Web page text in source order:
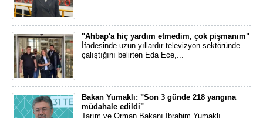
"Ahbap'a hiç yardım etmedim, çok pişmanım"
İfadesinde uzun yıllardır televizyon sektöründe
çalıştığını belirten Eda Ece,...
Bakan Yumaklı: "Son 3 günde 218 yangına
müdahale edildi"
Tarım ve Orman Bakanı İbrahim Yumaklı...